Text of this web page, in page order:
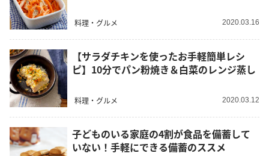
料理・グルメ 2020.03.16
【サラダチキンを使ったお手軽簡単レシ
ピ】10分でパン粉焼き＆白菜のレンジ蒸し
料理・グルメ 2020.03.12
子どものいる家庭の4割が食品を備蓄して
いない！手軽にできる備蓄のススメ